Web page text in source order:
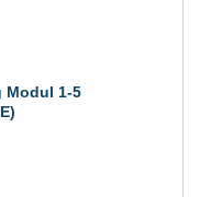
Modul 1-5